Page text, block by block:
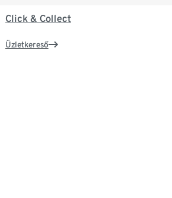
Click & Collect
Üzletkereső